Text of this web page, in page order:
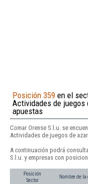
Posición 359 en el
Actividades de juegos
apuestas
Comar Orense S.l.u. se
Actividades de juegos de
A continuación podrá
S.l.u. y empresas con
Posición
Sector
Nombre de la